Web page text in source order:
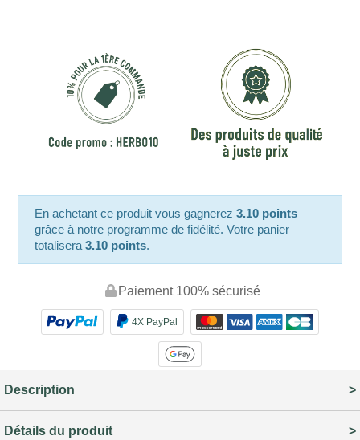
En achetant ce produit vous gagnerez3.10 points
grâce à notre programme de fidélité. Votre panier
totalisera3.10 points.
Paiement 100% sécurisé
4X PayPal
Description
Détails du produit